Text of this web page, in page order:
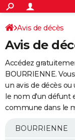
ACTUALITÉS
Politique
Société
Faits Divers
Education
Monde
Villes
+
SPORT
Coupe du monde
Football
Tennis
Cyclisme
Rugby
Forum
Programme TV
TNT
Streaming
Cinéma
Sorties cinéma
Musique
+
FINANCE
Impôts
Immobilier
Risques naturels par
Banque
Assurance
Crédit
AUTO
Essais
Réserver un essai
Citadines
Berlines
SUV
Forum auto
+
Mobiles
Meilleur smartphone
Internet
Ordinateurs
Jeux vidéo
Guide high-tech
Avis de décès
Avis de
Accédez
BOURRIENNE.
un avis de décès
le nom d'un défunt
commune dans le